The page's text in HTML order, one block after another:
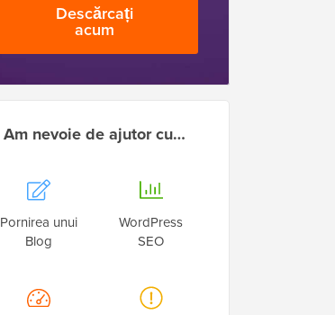
Descărcați
acum
Am nevoie de ajutor cu…
Pornirea unui
Blog
WordPress
SEO